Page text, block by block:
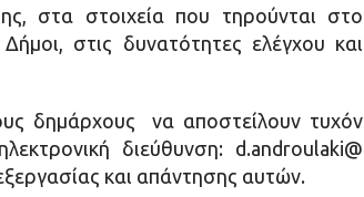
στα στοιχεία που τηρούνται στο
στις δυνατότητες ελέγχου και
δημάρχους να αποστείλουν τυχόν
διεύθυνση: d.androulaki@
και απάντησης αυτών.